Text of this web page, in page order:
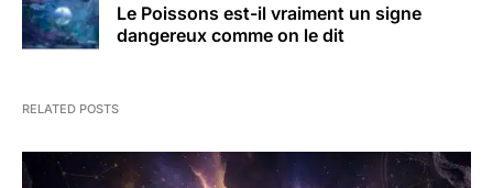
Le Poissons est-il vraiment un signe
dangereux comme on le dit
RELATED POSTS